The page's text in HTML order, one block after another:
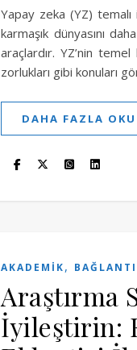
Yapay zeka (YZ)
karmaşık dünyasını
araçlardır. YZ’nin temel
zorlukları gibi konuları
DAHA FAZLA OKU
AKADEMIK, BAĞLANTI
Araştırma
İyileştirin: